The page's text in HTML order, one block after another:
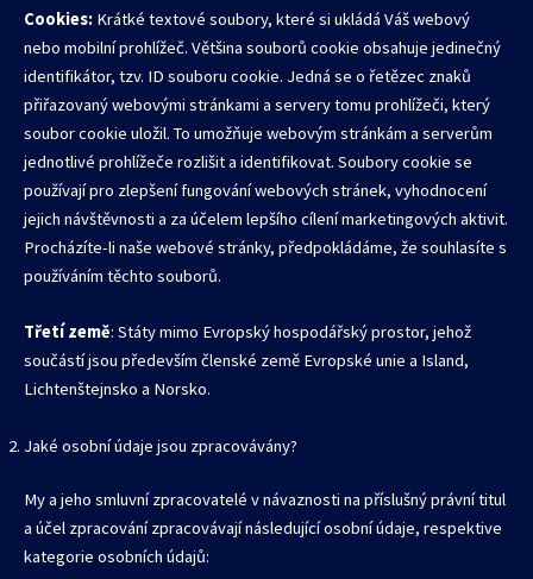
Cookies: Krátké textové soubory, které si ukládá Váš webový
nebo mobilní prohlížeč. Většina souborů cookie obsahuje jedinečný
identifikátor, tzv. ID souboru cookie. Jedná se o řetězec znaků
přiřazovaný webovými stránkami a servery tomu prohlížeči, který
soubor cookie uložil. To umožňuje webovým stránkám a serverům
jednotlivé prohlížeče rozlišit a identifikovat. Soubory cookie se
používají pro zlepšení fungování webových stránek, vyhodnocení
jejich návštěvnosti a za účelem lepšího cílení marketingových aktivit.
Procházíte-li naše webové stránky, předpokládáme, že souhlasíte s
používáním těchto souborů.
Třetí země: Státy mimo Evropský hospodářský prostor, jehož
součástí jsou především členské země Evropské unie a Island,
Lichtenštejnsko a Norsko.
Jaké osobní údaje jsou zpracovávány?
My a jeho smluvní zpracovatelé v návaznosti na příslušný právní titul
a účel zpracování zpracovávají následující osobní údaje, respektive
kategorie osobních údajů: